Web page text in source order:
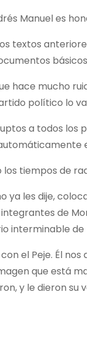
Manuel es
textos
hace mucho
político lo
a todos los
los tiempos de
ya les dije,
de
interminable
el Peje. Él
que está
y le dieron su